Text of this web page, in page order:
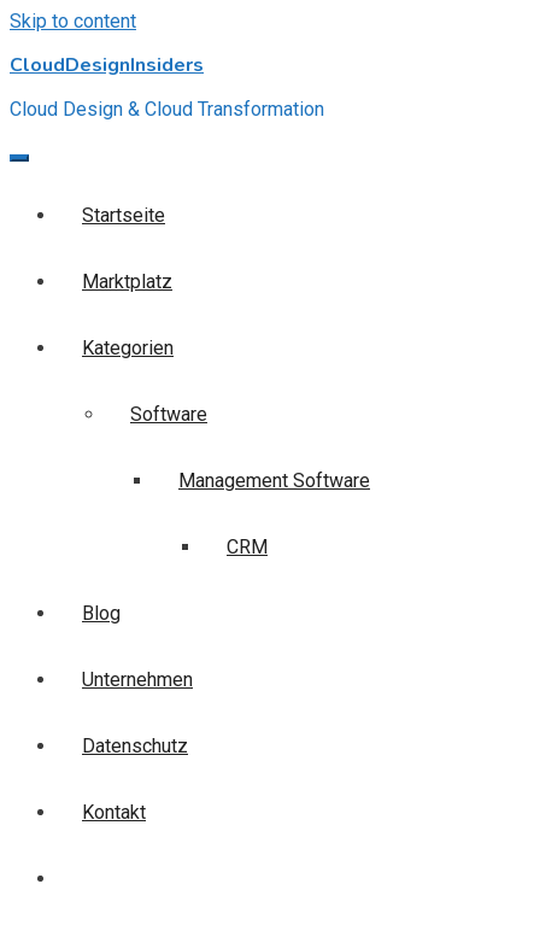
Skip to content
CloudDesignInsiders
Cloud Design & Cloud Transformation
Startseite
Marktplatz
Kategorien
Software
Management Software
CRM
Blog
Unternehmen
Datenschutz
Kontakt